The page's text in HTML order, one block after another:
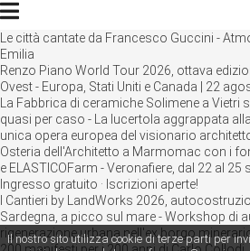
Le città cantate da Francesco Guccini -
Emilia
Renzo Piano World Tour 2026, ottava
Ovest - Europa, Stati Uniti e Canada | 22
La Fabbrica di ceramiche Solimene a Vietri
quasi per caso - La lucertola aggrappata
unica opera europea del visionario
Osteria dell'Architetto a Marmomac con i
e ELASTICOFarm - Veronafiere, dal 22 al 25
Ingresso gratuito · Iscrizioni aperte!
I Cantieri by LandWorks 2026,
Sardegna, a picco sul mare - Workshop di
rigenerazione urbana nell'ex borgo
Il nostro sito utilizza cookie di terze parti per